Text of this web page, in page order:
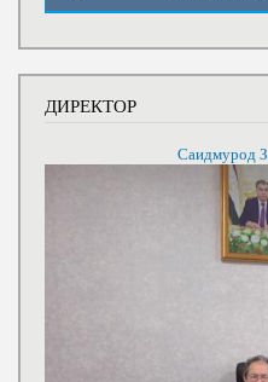
ДИРЕКТОР
Саидмурод